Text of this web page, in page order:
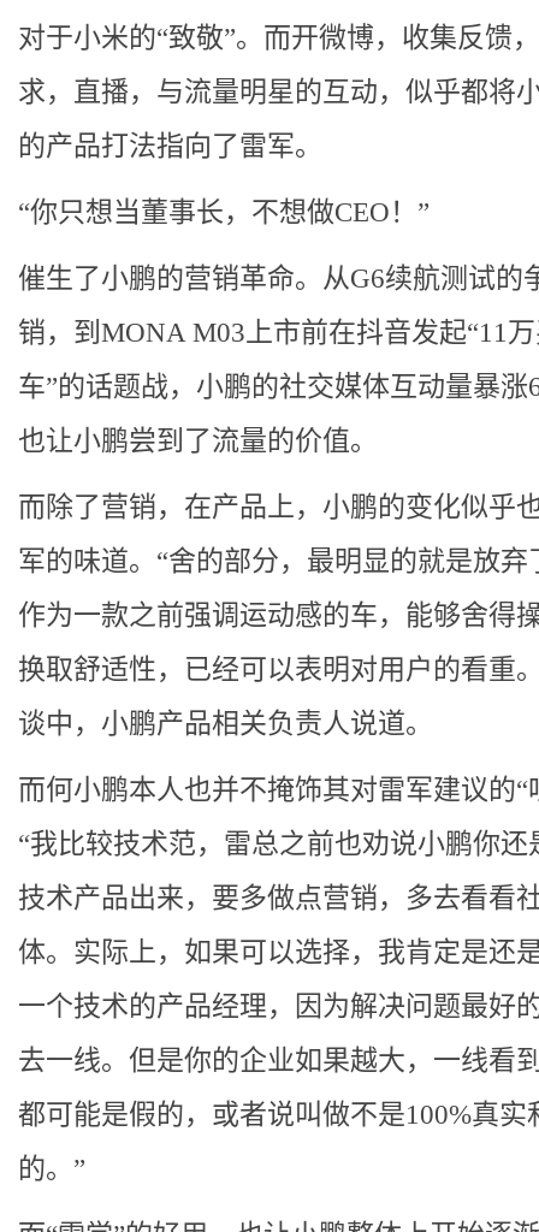
对于小米的“致敬”。而开微博，收集反馈
求，直播，与流量明星的互动，似乎都将
的产品打法指向了雷军。
“你只想当董事长，不想做CEO！”
催生了小鹏的营销革命。从G6续航测试的
销，到MONA M03上市前在抖音发起“11
车”的话题战，小鹏的社交媒体互动量暴涨
也让小鹏尝到了流量的价值。
而除了营销，在产品上，小鹏的变化似乎
军的味道。“舍的部分，最明显的就是放弃
作为一款之前强调运动感的车，能够舍得
换取舒适性，已经可以表明对用户的看重
谈中，小鹏产品相关负责人说道。
而何小鹏本人也并不掩饰其对雷军建议的“
“我比较技术范，雷总之前也劝说小鹏你还
技术产品出来，要多做点营销，多去看看
体。实际上，如果可以选择，我肯定是还
一个技术的产品经理，因为解决问题最好
去一线。但是你的企业如果越大，一线看
都可能是假的，或者说叫做不是100%真实
的。”